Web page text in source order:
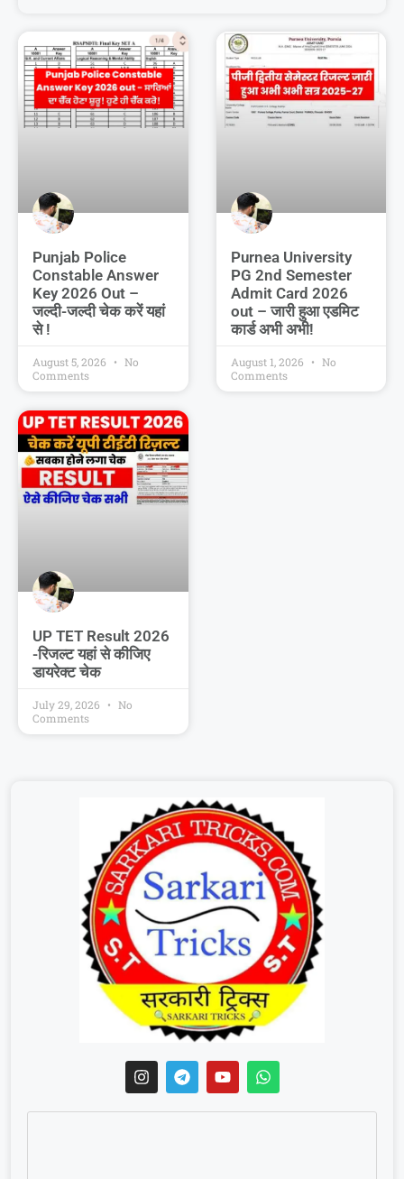
Punjab Police
Constable Answer
Key 2026 Out –
जल्दी-जल्दी चेक करें यहां
से !
August 5, 2026
No
Comments
Purnea University
PG 2nd Semester
Admit Card 2026
out – जारी हुआ एडमिट
कार्ड अभी अभी!
August 1, 2026
No
Comments
UP TET Result 2026
-रिजल्ट यहां से कीजिए
डायरेक्ट चेक
July 29, 2026
No
Comments